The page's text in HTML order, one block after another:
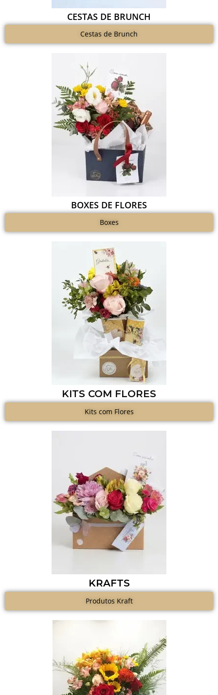
CESTAS DE BRUNCH
Cestas de Brunch
BOXES DE FLORES
Boxes
KITS COM FLORES
Kits com Flores
KRAFTS
Produtos Kraft